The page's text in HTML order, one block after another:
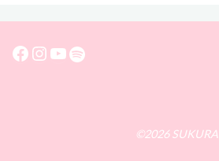
Facebook
Instagram
YouTube
Spotify
©2026 SUKURA